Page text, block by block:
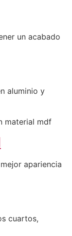
un acabado
aluminio y
material mdf
apariencia
cuartos,